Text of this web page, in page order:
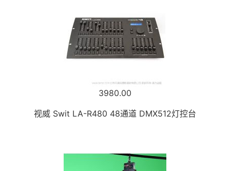
3980.00
视威 Swit LA-R480 48通道 DMX512灯控台